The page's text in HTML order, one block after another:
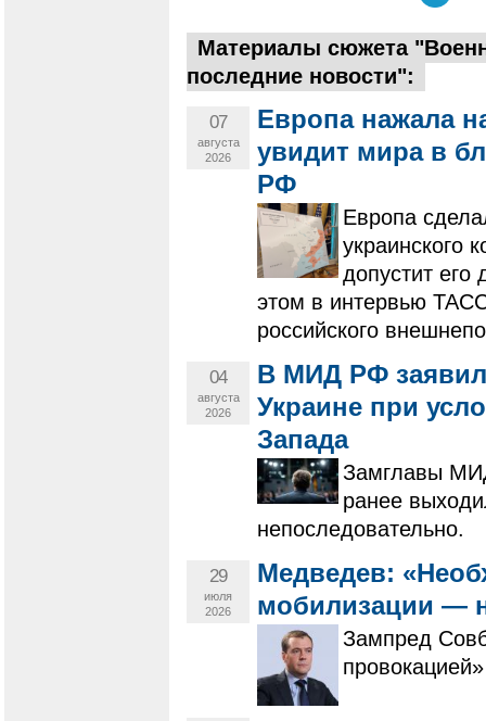
Материалы сюжета
последние новости":
07
августа
2026
Европа нажала
увидит мира в
РФ
Европа
украинского
допустит его
этом в интервью
российского
04
августа
2026
В МИД РФ
Украине при
Запада
Замглавы
ранее
непоследовательно.
29
июля
2026
Медведев:
мобилизации —
Зампред